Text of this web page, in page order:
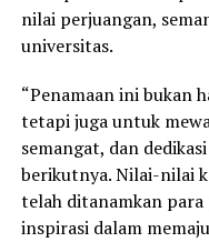
nilai perjuangan,
universitas.
“Penamaan ini bukan
tetapi juga untuk
semangat, dan
berikutnya. Nilai-nilai
telah ditanamkan
inspirasi dalam